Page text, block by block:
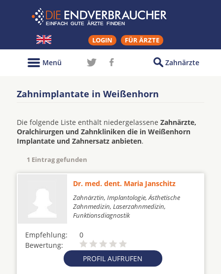
LOGIN FÜR ÄRZTE
Zahnärzte
Menü
Zahnimplantate in Weißenhorn
Die folgende Liste enthält niedergelassene Zahnärzte,
Oralchirurgen und Zahnkliniken die in Weißenhorn
Implantate und Zahnersatz anbieten.
1 Eintrag gefunden
Dr. med. dent. Maria Janschitz
Zahnärztin, Implantologie, Ästhetische
Zahnmedizin, Laserzahnmedizin,
Funktionsdiagnostik
Empfehlung:
0
Bewertung:
PROFIL AUFRUFEN